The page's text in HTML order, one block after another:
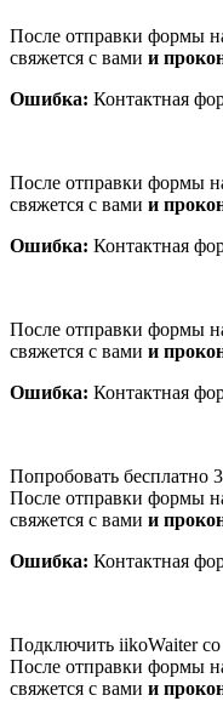
После отправки формы
свяжется с вами и
Ошибка: Контактная
После отправки формы
свяжется с вами и
Ошибка: Контактная
После отправки формы
свяжется с вами и
Ошибка: Контактная
Попробовать бесплатно
После отправки формы
свяжется с вами и
Ошибка: Контактная
Подключить iikoWaiter со
После отправки формы
свяжется с вами и